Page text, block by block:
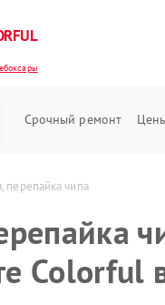
Срочный ремонт
перепайка чипа
Colorful